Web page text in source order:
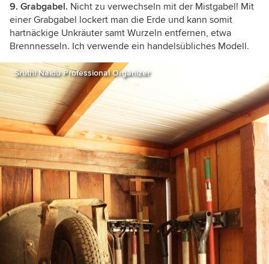
9. Grabgabel. Nicht zu verwechseln mit der Mistgabel! Mit
einer Grabgabel lockert man die Erde und kann somit
hartnäckige Unkräuter samt Wurzeln entfernen, etwa
Brennnesseln. Ich verwende ein handelsübliches Modell.
Sruthi Naidu Professional Organizer